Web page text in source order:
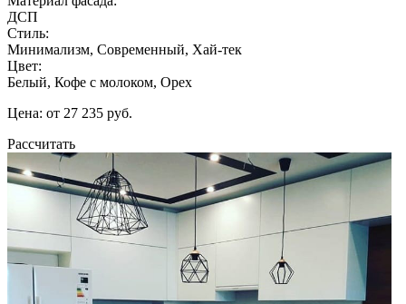
ДСП
Стиль:
Минимализм, Современный, Хай-тек
Цвет:
Белый, Кофе с молоком, Орех
Цена: от 27 235 руб.
Рассчитать